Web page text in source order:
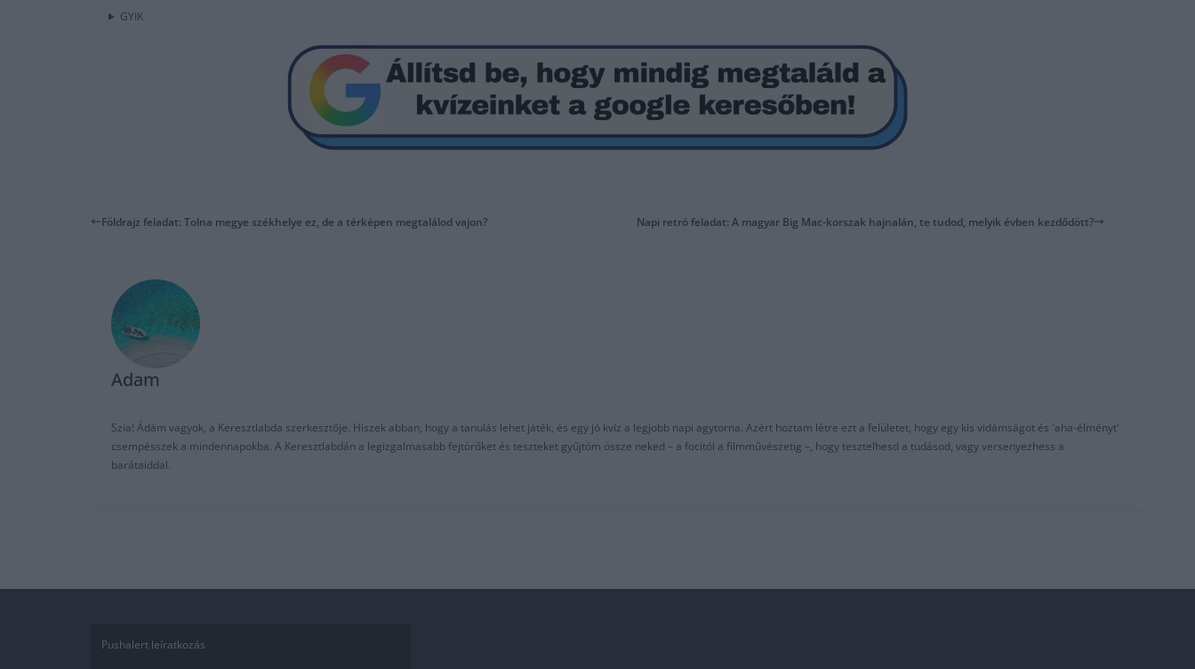
GYIK
Földrajz feladat: Tolna megye székhelye ez, de a térképen megtalálod vajon? Napi retró feladat: A magyar Big Mac-korszak hajnalán, te tudod, melyik évben kezdődött?
Adam
Szia! Ádám vagyok, a Keresztlabda szerkesztője. Hiszek abban, hogy a tanulás lehet játék, és egy jó kvíz a legjobb napi agytorna. Azért hoztam létre ezt a felületet, hogy egy kis vidámságot és 'aha-élményt'
csempésszek a mindennapokba. A Keresztlabdán a legizgalmasabb fejtörőket és teszteket gyűjtöm össze neked – a focitól a filmművészetig –, hogy tesztelhesd a tudásod, vagy versenyezhess a
barátaiddal.
Pushalert leíratkozás